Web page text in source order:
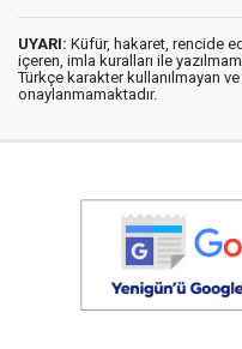
UYARI: Küfür, hakaret, rencide
içeren, imla kuralları ile
Türkçe karakter kullanılmayan
onaylanmamaktadır.